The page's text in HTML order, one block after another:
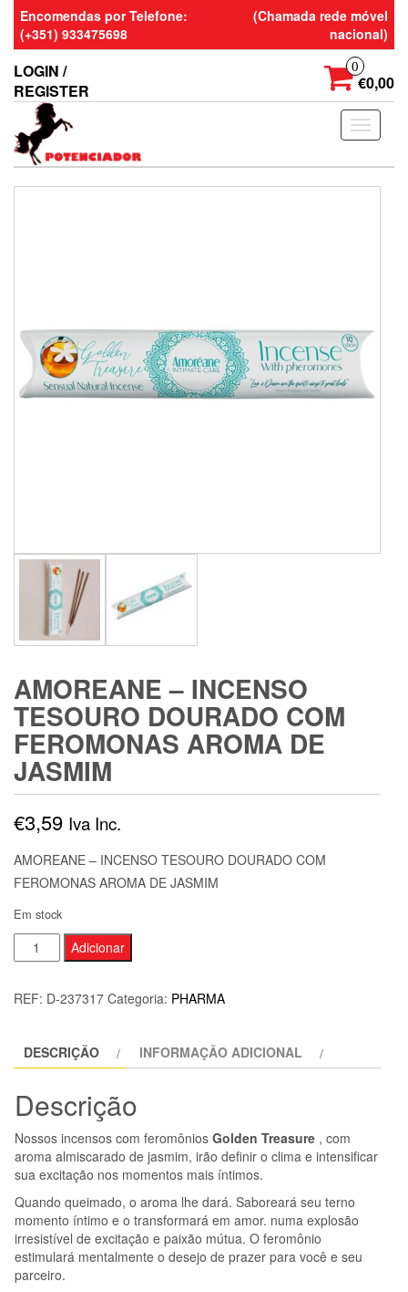
Skip
the
content
Encomendas por Telefone:
(+351) 933475698
(Chamada rede móvel
nacional)
LOGIN /
REGISTER
0
€0,00
Toggle
AMOREANE – INCENSO
TESOURO DOURADO COM
FEROMONAS AROMA DE
JASMIM
€3,59 Iva Inc.
AMOREANE – INCENSO TESOURO DOURADO COM
FEROMONAS AROMA DE JASMIM
Em stock
Quantidade
de
TESOURO
COM
AROMA
DE
JASMIM
Adicionar
REF: D-237317 Categoria: PHARMA
DESCRIÇÃO INFORMAÇÃO ADICIONAL
Descrição
Nossos incensos com feromônios Golden Treasure , com
aroma almiscarado de jasmim, irão definir o clima e intensificar
sua excitação nos momentos mais íntimos.
Quando queimado, o aroma lhe dará. Saboreará seu terno
momento íntimo e o transformará em amor. numa explosão
irresistível de excitação e paixão mútua. O feromônio
estimulará mentalmente o desejo de prazer para você e seu
parceiro.